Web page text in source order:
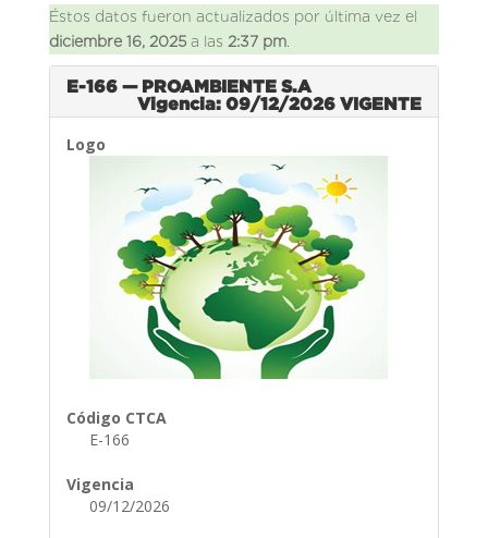
Éstos datos fueron actualizados por última vez el
diciembre 16, 2025a las 2:37 pm.
E-166 — PROAMBIENTE S.A
Vigencia: 09/12/2026VIGENTE
Logo
Código CTCA
E-166
Vigencia
09/12/2026